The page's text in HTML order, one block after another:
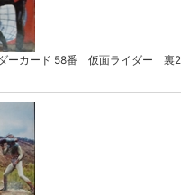
ーカード 58番 仮面ライダー 裏